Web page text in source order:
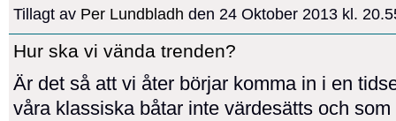
Tillagt av Per Lundbladh den 24 Oktober 2013 kl.
Hur ska vi vända trenden?
Är det så att vi åter börjar komma in i en
våra klassiska båtar inte värdesätts och som